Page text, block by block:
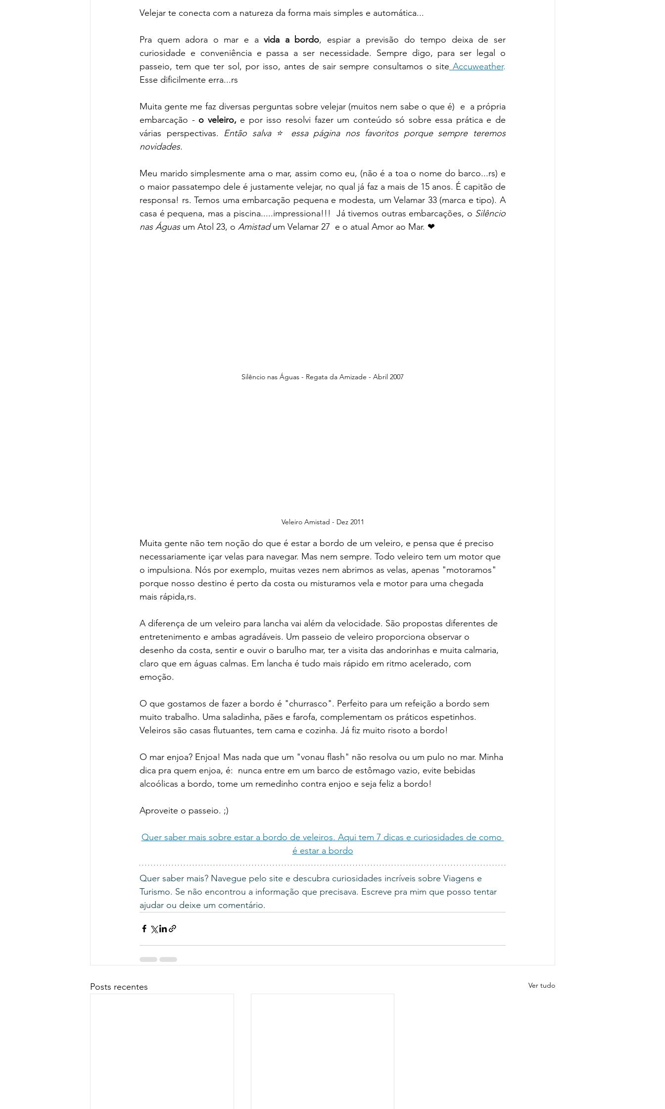
Velejar te conecta com a natureza da forma mais simples e automática...
Pra quem adora o mar e a vida a bordo, espiar a previsão do tempo deixa de ser
curiosidade e conveniência e passa a ser necessidade. Sempre digo, para ser legal o
passeio, tem que ter sol, por isso, antes de sair sempre consultamos o site Accuweather.
Esse dificilmente erra...rs
Muita gente me faz diversas perguntas sobre velejar (muitos nem sabe o que é)  e  a própria
embarcação - o veleiro, e por isso resolvi fazer um conteúdo só sobre essa prática e de
várias perspectivas. Então salva ⭐ essa página nos favoritos porque sempre teremos
novidades.
Meu marido simplesmente ama o mar, assim como eu, (não é a toa o nome do barco...rs) e
o maior passatempo dele é justamente velejar, no qual já faz a mais de 15 anos. É capitão de
responsa! rs. Temos uma embarcação pequena e modesta, um Velamar 33 (marca e tipo). A
casa é pequena, mas a piscina.....impressiona!!!  Já tivemos outras embarcações, o Silêncio
nas Águas um Atol 23, o Amistad um Velamar 27  e o atual Amor ao Mar. ❤
Silêncio nas Águas - Regata da Amizade - Abril 2007
Veleiro Amistad - Dez 2011
Muita gente não tem noção do que é estar a bordo de um veleiro, e pensa que é preciso
necessariamente içar velas para navegar. Mas nem sempre. Todo veleiro tem um motor que
o impulsiona. Nós por exemplo, muitas vezes nem abrimos as velas, apenas "motoramos"
porque nosso destino é perto da costa ou misturamos vela e motor para uma chegada
mais rápida,rs.
A diferença de um veleiro para lancha vai além da velocidade. São propostas diferentes de
entretenimento e ambas agradáveis. Um passeio de veleiro proporciona observar o
desenho da costa, sentir e ouvir o barulho mar, ter a visita das andorinhas e muita calmaria,
claro que em águas calmas. Em lancha é tudo mais rápido em ritmo acelerado, com
emoção.
O que gostamos de fazer a bordo é "churrasco". Perfeito para um refeição a bordo sem
muito trabalho. Uma saladinha, pães e farofa, complementam os práticos espetinhos.
Veleiros são casas flutuantes, tem cama e cozinha. Já fiz muito risoto a bordo!
O mar enjoa? Enjoa! Mas nada que um "vonau flash" não resolva ou um pulo no mar. Minha
dica pra quem enjoa, é:  nunca entre em um barco de estômago vazio, evite bebidas
alcoólicas a bordo, tome um remedinho contra enjoo e seja feliz a bordo!
Aproveite o passeio. ;)
Quer saber mais sobre estar a bordo de veleiros. Aqui tem 7 dicas e curiosidades de como
é estar a bordo
Quer saber mais? Navegue pelo site e descubra curiosidades incríveis sobre Viagens e
Turismo. Se não encontrou a informação que precisava. Escreve pra mim que posso tentar
ajudar ou deixe um comentário.
Posts recentes Ver tudo